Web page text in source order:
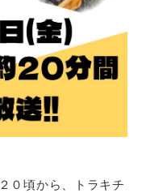
０頃から、トラキチ